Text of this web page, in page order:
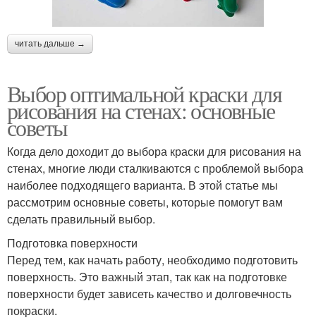
читать дальше →
Выбор оптимальной краски для
рисования на стенах: основные
советы
Когда дело доходит до выбора краски для рисования на
стенах, многие люди сталкиваются с проблемой выбора
наиболее подходящего варианта. В этой статье мы
рассмотрим основные советы, которые помогут вам
сделать правильный выбор.
Подготовка поверхности
Перед тем, как начать работу, необходимо подготовить
поверхность. Это важный этап, так как на подготовке
поверхности будет зависеть качество и долговечность
покраски.